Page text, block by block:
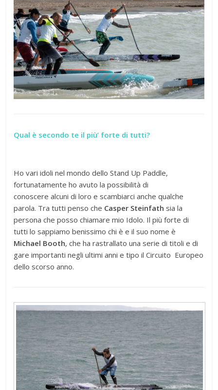
Qual è secondo te il più’ forte di tutti?
Ho vari idoli nel mondo dello Stand Up Paddle,
fortunatamente ho avuto la possibilità di
conoscere alcuni di loro e scambiarci anche qualche
parola. Tra tutti penso che Casper Steinfath sia la
persona che posso chiamare mio Idolo. Il più forte di
tutti lo sappiamo benissimo chi è e il suo nome è
Michael Booth, che ha rastrallato una serie di titoli e di
gare importanti negli ultimi anni e tipo il Circuito Europeo
dello scorso anno.